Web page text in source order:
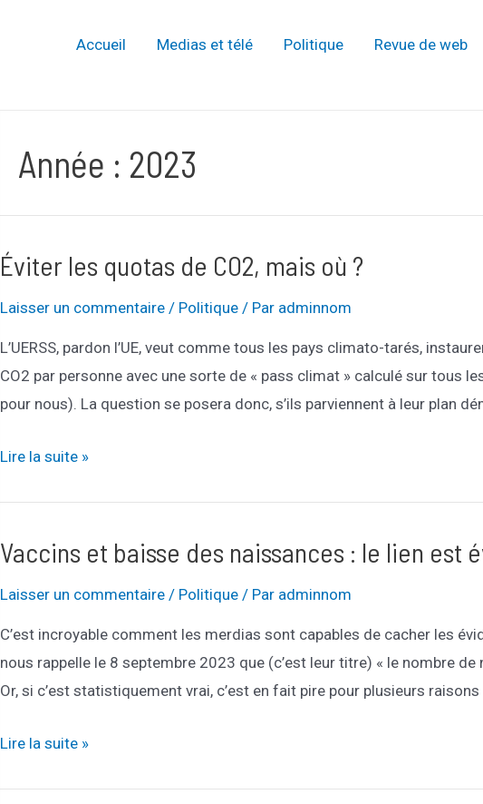
Accueil Medias et télé Politique Revue de web
Année : 2023
Éviter les quotas de CO2, mais où ?
Laisser un commentaire / Politique / Par adminnom
L’UERSS, pardon l’UE, veut comme tous les pays climato-tarés,
CO2 par personne avec une sorte de « pass climat » calculé sur tous
pour nous). La question se posera donc, s’ils parviennent à leur plan
Éviter
de
CO2,
mais
Lire la suite »
Vaccins et baisse des naissances : le lien est
Laisser un commentaire / Politique / Par adminnom
C’est incroyable comment les merdias sont capables de cacher les
nous rappelle le 8 septembre 2023 que (c’est leur titre) « le nombre
Or, si c’est statistiquement vrai, c’est en fait pire pour plusieurs raisons
Vaccins
Lire la suite »